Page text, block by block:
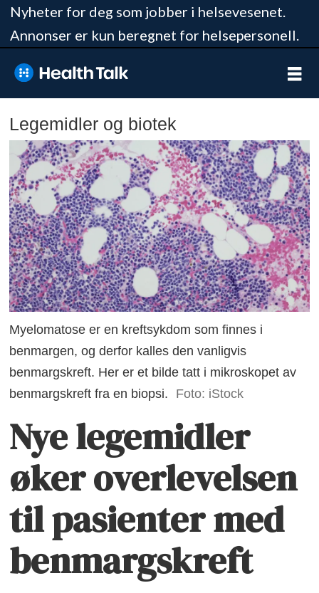
Nyheter for deg som jobber i helsevesenet.
Annonser er kun beregnet for helsepersonell.
Legemidler og biotek
Myelomatose er en kreftsykdom som finnes i
benmargen, og derfor kalles den vanligvis
benmargskreft. Her er et bilde tatt i mikroskopet av
benmargskreft fra en biopsi.
Foto: iStock
Nye legemidler
øker overlevelsen
til pasienter med
benmargskreft